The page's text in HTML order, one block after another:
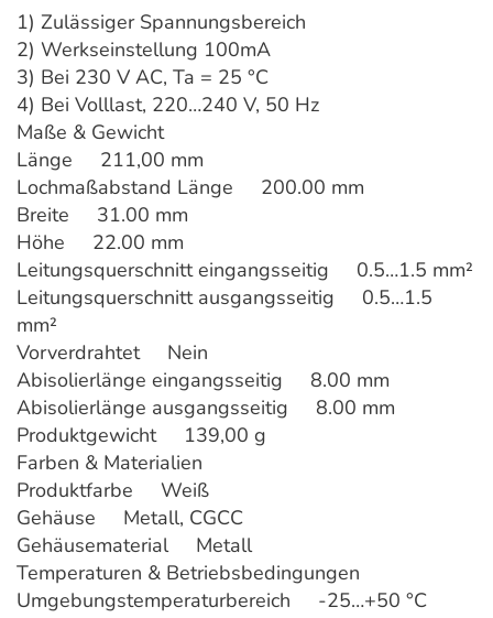
1) Zulässiger Spannungsbereich
2) Werkseinstellung 100mA
3) Bei 230 V AC, Ta = 25 °C
4) Bei Volllast, 220…240 V, 50 Hz
Maße & Gewicht
Länge 211,00 mm
Lochmaßabstand Länge 200.00 mm
Breite 31.00 mm
Höhe 22.00 mm
Leitungsquerschnitt eingangsseitig 0.5…1.5 mm²
Leitungsquerschnitt ausgangsseitig 0.5…1.5
mm²
Vorverdrahtet Nein
Abisolierlänge eingangsseitig 8.00 mm
Abisolierlänge ausgangsseitig 8.00 mm
Produktgewicht 139,00 g
Farben & Materialien
Produktfarbe Weiß
Gehäuse Metall, CGCC
Gehäusematerial Metall
Temperaturen & Betriebsbedingungen
Umgebungstemperaturbereich -25…+50 °C